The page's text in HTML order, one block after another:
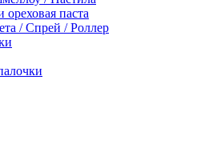
паста
/ Спрей / Роллер